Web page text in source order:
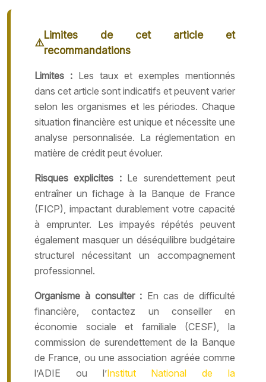
Limites de cet article et
recommandations
Limites :Les taux et exemples mentionnés
dans cet article sont indicatifs et peuvent varier
selon les organismes et les périodes. Chaque
situation financière est unique et nécessite une
analyse personnalisée. La réglementation en
matière de crédit peut évoluer.
Risques explicites :Le surendettement peut
entraîner un fichage à la Banque de France
(FICP), impactant durablement votre capacité
à emprunter. Les impayés répétés peuvent
également masquer un déséquilibre budgétaire
structurel nécessitant un accompagnement
professionnel.
Organisme à consulter : En cas de difficulté
financière, contactez un conseiller en
économie sociale et familiale (CESF), la
commission de surendettement de la Banque
de France, ou une association agréée comme
l’ADIE ou l’Institut National de la